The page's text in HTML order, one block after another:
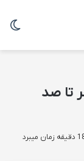
تا صد